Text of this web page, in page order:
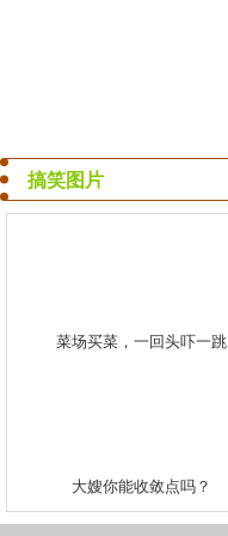
搞笑图片
菜场买菜，一回头吓一跳
大嫂你能收敛点吗？